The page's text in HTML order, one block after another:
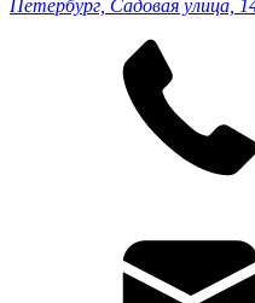
Петербург, Садовая улица,